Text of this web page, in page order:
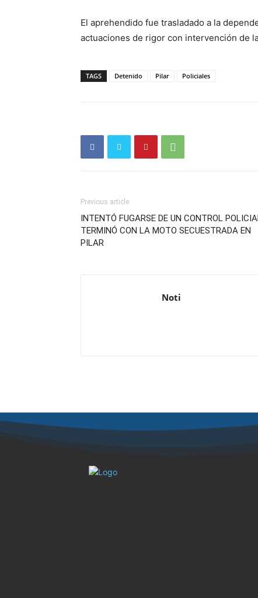
El aprehendido fue trasladado a la
actuaciones de rigor con intervención de
TAGS Detenido Pilar Policiales
Previous article
INTENTÓ FUGARSE DE UN CONTROL
TERMINÓ CON LA MOTO SECUESTRADA EN
PILAR
Noti